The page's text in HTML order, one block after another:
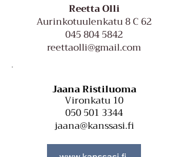
Reetta Olli
Aurinkotuulenkatu 8 C 62
045 804 5842
reettaolli@gmail.com
Jaana Ristiluoma
Vironkatu 10
050 501 3344
jaana@kanssasi.fi